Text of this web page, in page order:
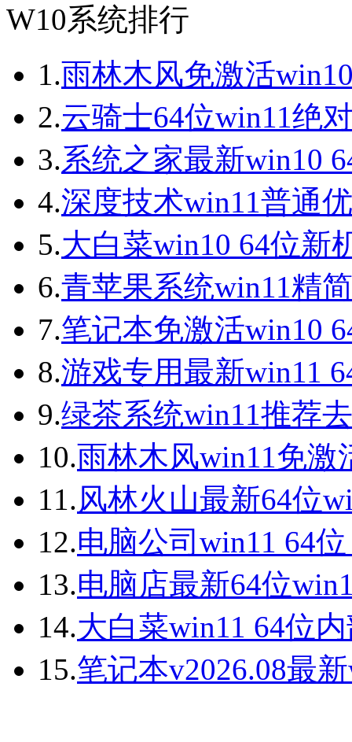
W10系统排行
1.雨林木风免激活
2.云骑士64位win11绝
3.系统之家最新win10
4.深度技术win11普通
5.大白菜win10 64位
6.青苹果系统win11精
7.笔记本免激活win10
8.游戏专用最新win11
9.绿茶系统win11推荐
10.雨林木风win11免
11.风林火山最新64位
12.电脑公司win11 64
13.电脑店最新64位
14.大白菜win11 64位
15.笔记本v2026.08最